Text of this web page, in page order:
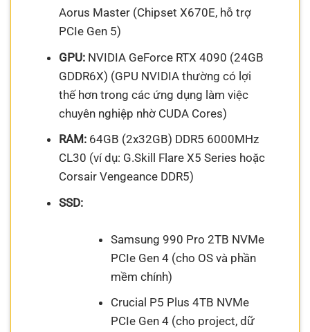
Aorus Master (Chipset X670E, hỗ trợ
PCIe Gen 5)
GPU:NVIDIA GeForce RTX 4090 (24GB
GDDR6X) (GPU NVIDIA thường có lợi
thế hơn trong các ứng dụng làm việc
chuyên nghiệp nhờ CUDA Cores)
RAM:64GB (2x32GB) DDR5 6000MHz
CL30 (ví dụ: G.Skill Flare X5 Series hoặc
Corsair Vengeance DDR5)
SSD:
Samsung 990 Pro 2TB NVMe
PCIe Gen 4 (cho OS và phần
mềm chính)
Crucial P5 Plus 4TB NVMe
PCIe Gen 4 (cho project, dữ